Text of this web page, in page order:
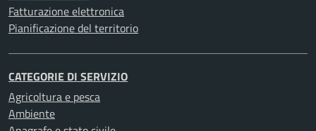
Fatturazione elettronica
Pianificazione del territorio
CATEGORIE DI SERVIZIO
Agricoltura e pesca
Ambiente